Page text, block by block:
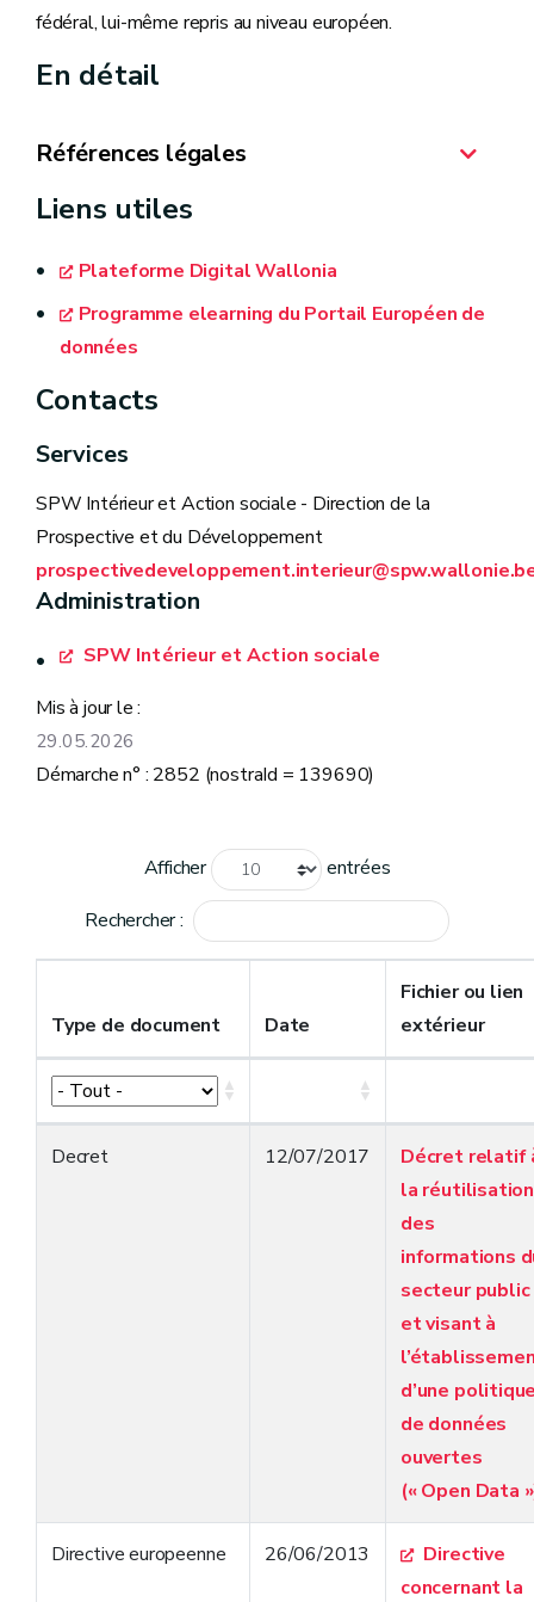
fédéral, lui-même repris au niveau européen.
En détail
Références légales
30/07/2018 - Loi relative à la protection des
de données à caractère personnel
27/04/2016 - Règlement relatif à la
protection des personnes physiques à l'égard
du traitement des données à caractère
données (RGPD)
Liens utiles
Plateforme Digital Wallonia
Programme elearning du Portail Européen de
données
Contacts
Services
SPW Intérieur et Action sociale - Direction de la
Prospective et du Développement
Administration
SPW Intérieur et Action sociale
Mis à jour le :
29.05.2026
Démarche n° : 2852 (nostraId = 139690)
Afficher
entrées
Rechercher :
Type de document Date
Fichier ou lien
extérieur
Decret 12/07/2017
Décret relatif
la réutilisation
des
informations
secteur public
et visant à
d’une
de données
ouvertes
(« Open Data
Directive europeenne 26/06/2013
Directive
concernant la